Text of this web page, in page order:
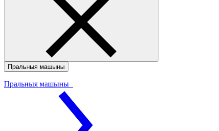
Пральныя машыны
Пральныя машыны